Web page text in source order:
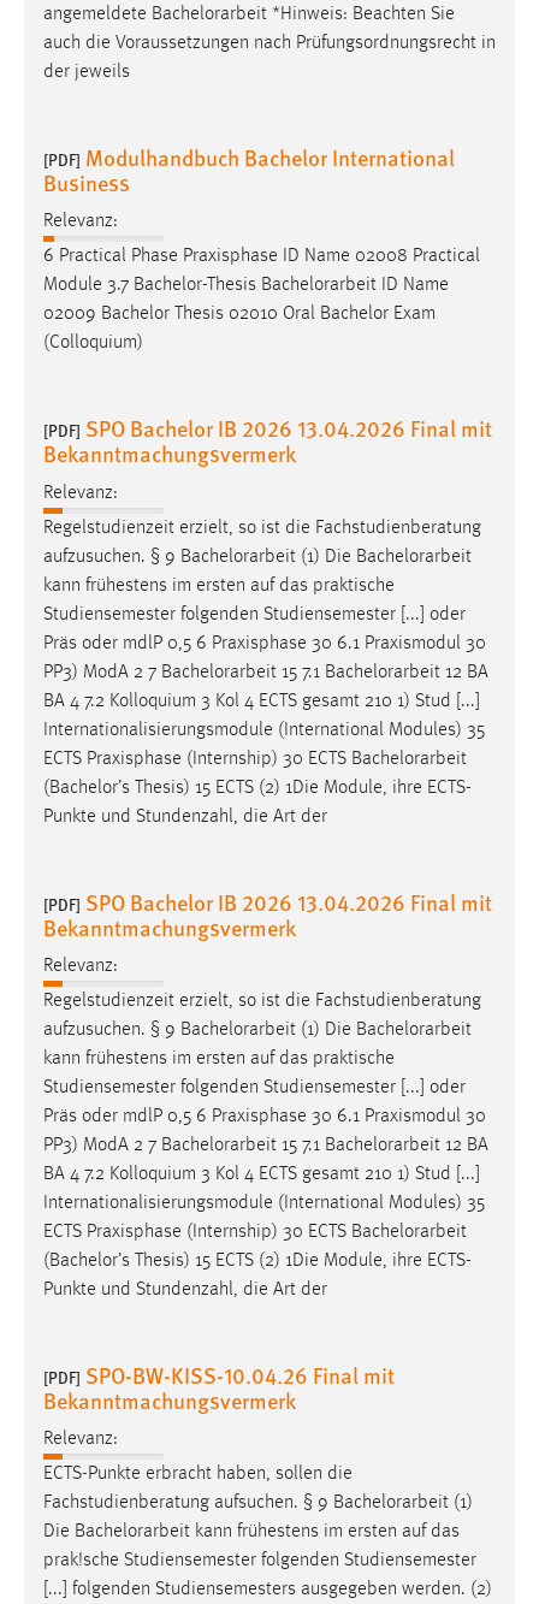
angemeldete Bachelorarbeit *Hinweis: Beachten Sie
auch die Voraussetzungen nach Prüfungsordnungsrecht in
der jeweils
[PDF] Modulhandbuch Bachelor International
Business
Relevanz:
6 Practical Phase Praxisphase ID Name 02008 Practical
Module 3.7 Bachelor-Thesis Bachelorarbeit ID Name
02009 Bachelor Thesis 02010 Oral Bachelor Exam
(Colloquium)
[PDF] SPO Bachelor IB 2026 13.04.2026 Final mit
Bekanntmachungsvermerk
Relevanz:
Regelstudienzeit erzielt, so ist die Fachstudienberatung
aufzusuchen. § 9 Bachelorarbeit (1) Die Bachelorarbeit
kann frühestens im ersten auf das praktische
Studiensemester folgenden Studiensemester [...] oder
Präs oder mdlP 0,5 6 Praxisphase 30 6.1 Praxismodul 30
PP3) ModA 2 7 Bachelorarbeit 15 7.1 Bachelorarbeit 12 BA
BA 4 7.2 Kolloquium 3 Kol 4 ECTS gesamt 210 1) Stud [...]
Internationalisierungsmodule (International Modules) 35
ECTS Praxisphase (Internship) 30 ECTS Bachelorarbeit
(Bachelor’s Thesis) 15 ECTS (2) 1Die Module, ihre ECTS-
Punkte und Stundenzahl, die Art der
[PDF] SPO Bachelor IB 2026 13.04.2026 Final mit
Bekanntmachungsvermerk
Relevanz:
Regelstudienzeit erzielt, so ist die Fachstudienberatung
aufzusuchen. § 9 Bachelorarbeit (1) Die Bachelorarbeit
kann frühestens im ersten auf das praktische
Studiensemester folgenden Studiensemester [...] oder
Präs oder mdlP 0,5 6 Praxisphase 30 6.1 Praxismodul 30
PP3) ModA 2 7 Bachelorarbeit 15 7.1 Bachelorarbeit 12 BA
BA 4 7.2 Kolloquium 3 Kol 4 ECTS gesamt 210 1) Stud [...]
Internationalisierungsmodule (International Modules) 35
ECTS Praxisphase (Internship) 30 ECTS Bachelorarbeit
(Bachelor’s Thesis) 15 ECTS (2) 1Die Module, ihre ECTS-
Punkte und Stundenzahl, die Art der
[PDF] SPO-BW-KISS-10.04.26 Final mit
Bekanntmachungsvermerk
Relevanz:
ECTS-Punkte erbracht haben, sollen die
Fachstudienberatung aufsuchen. § 9 Bachelorarbeit (1)
Die Bachelorarbeit kann frühestens im ersten auf das
prak!sche Studiensemester folgenden Studiensemester
[...] folgenden Studiensemesters ausgegeben werden. (2)